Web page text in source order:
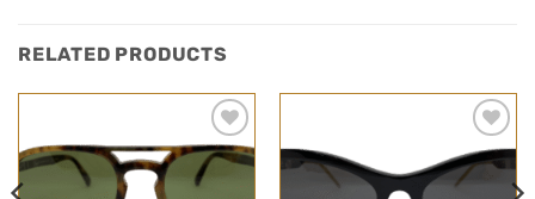
RELATED PRODUCTS
Add to
wishlist
Add to
wishlist